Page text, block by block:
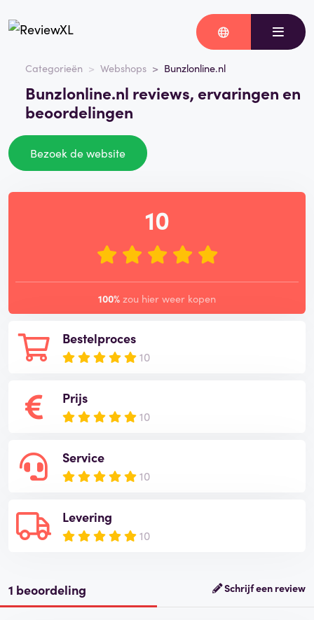
Categorieën Webshops Bunzlonline.nl
Bunzlonline.nl reviews, ervaringen en
beoordelingen
Bezoek de website
Bestelproces
10
Prijs
10
Service
10
Levering
10
10
100% zou hier weer kopen
1 beoordeling Schrijf een review